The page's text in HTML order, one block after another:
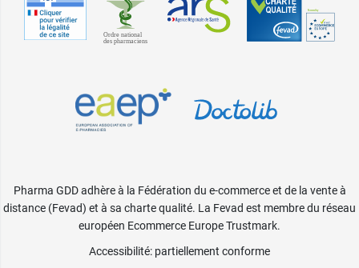
Pharma GDD adhère à la Fédération du e-commerce et de la vente à
distance (Fevad) et à sa charte qualité. La Fevad est membre du réseau
européen Ecommerce Europe Trustmark.
Accessibilité: partiellement conforme